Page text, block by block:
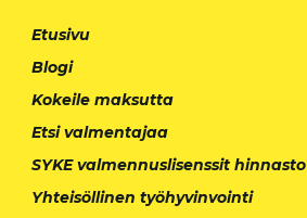
Etusivu
Blogi
Kokeile maksutta
Etsi valmentajaa
SYKE valmennuslisenssit hinnasto
Yhteisöllinen työhyvinvointi